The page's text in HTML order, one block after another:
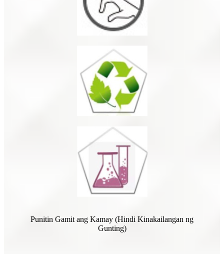
Punitin Gamit ang Kamay (Hindi Kinakailangan ng
Gunting)